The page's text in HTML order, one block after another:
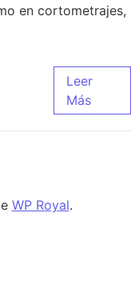
en cortometrajes,
2016
Leer
Más
WP Royal.